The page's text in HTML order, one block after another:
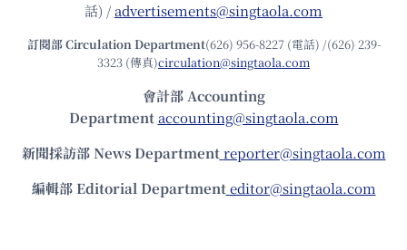
話) /advertisements@singtaola.com
訂閱部 Circulation Department(626) 956-8227 (電話) /(626) 239-
3323 (傳真)circulation@singtaola.com
會計部 Accounting
Department accounting@singtaola.com
新聞採訪部 News Department reporter@singtaola.com
編輯部 Editorial Department editor@singtaola.com